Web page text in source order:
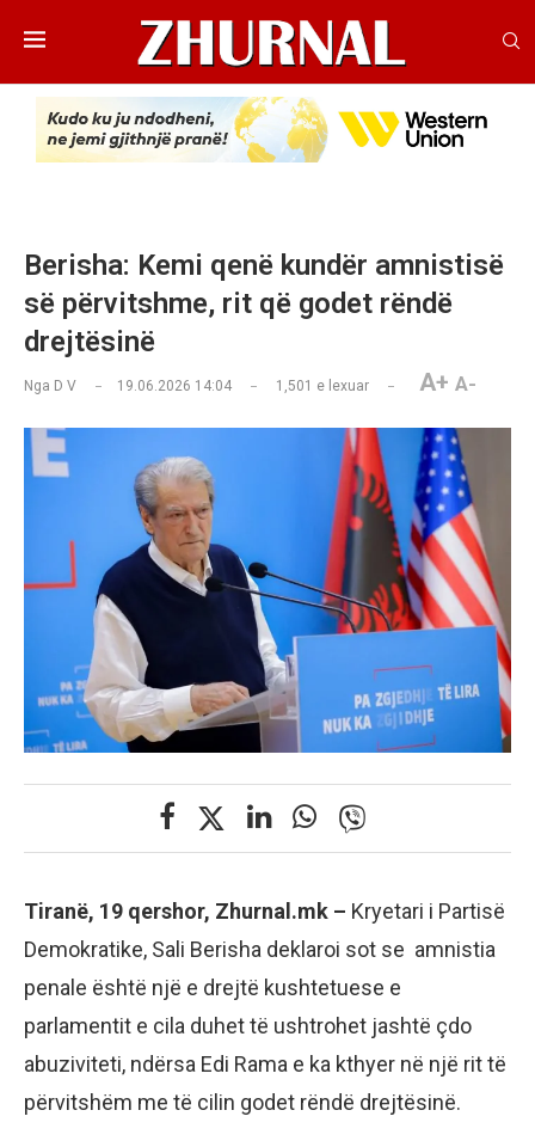
Berisha: Kemi qenë kundër amnistisë
së përvitshme, rit që godet rëndë
drejtësinë
Nga D V 19.06.2026 14:04 1,501 e lexuar A+ A-
Tiranë, 19 qershor, Zhurnal.mk – Kryetari i Partisë
Demokratike, Sali Berisha deklaroi sot se amnistia
penale është një e drejtë kushtetuese e
parlamentit e cila duhet të ushtrohet jashtë çdo
abuziviteti, ndërsa Edi Rama e ka kthyer në një rit të
përvitshëm me të cilin godet rëndë drejtësinë.